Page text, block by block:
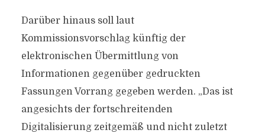
Darüber hinaus soll laut
Kommissionsvorschlag künftig der
elektronischen Übermittlung von
Informationen gegenüber gedruckten
Fassungen Vorrang gegeben werden. „Das ist
angesichts der fortschreitenden
Digitalisierung zeitgemäß und nicht zuletzt